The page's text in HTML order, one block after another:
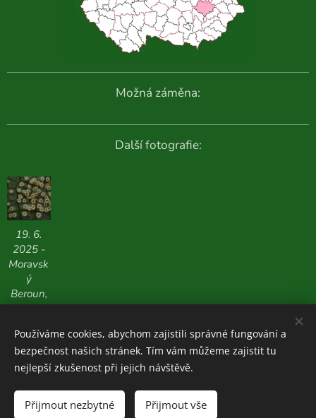
Možná záměna:
Další fotografie:
19. 6.
2025 -
Moravsk
ý
Beroun,
585 m n.
Houboviny © 2020-2026
Zajímavosti z vlastních průzkumů:
ZDE
Používáme cookies, abychom zajistili správné fungování a
bezpečnost našich stránek. Tím vám můžeme zajistit tu
nejlepší zkušenost při jejich návštěvě.
Přijmout nezbytné Přijmout vše